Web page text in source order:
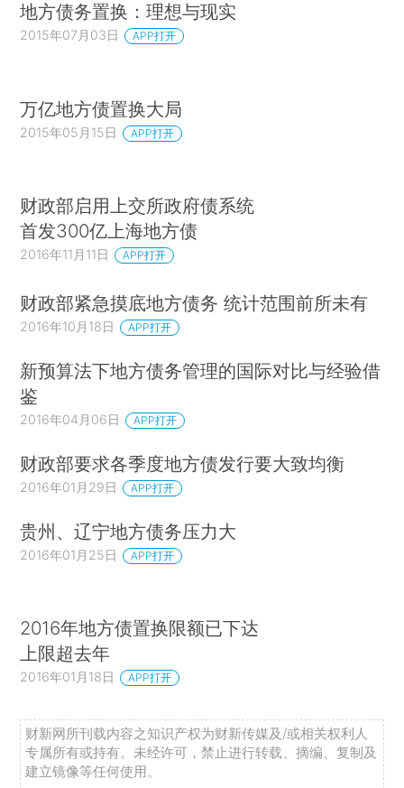
地方债务置换：理想与现实
2015年07月03日 APP打开
万亿地方债置换大局
2015年05月15日 APP打开
财政部启用上交所政府债系统
首发300亿上海地方债
2016年11月11日 APP打开
财政部紧急摸底地方债务 统计范围前所未有
2016年10月18日 APP打开
新预算法下地方债务管理的国际对比与经验借
鉴
2016年04月06日 APP打开
财政部要求各季度地方债发行要大致均衡
2016年01月29日 APP打开
贵州、辽宁地方债务压力大
2016年01月25日 APP打开
2016年地方债置换限额已下达
上限超去年
2016年01月18日 APP打开
财新网所刊载内容之知识产权为财新传媒及/或相关权利人
专属所有或持有。未经许可，禁止进行转载、摘编、复制及
建立镜像等任何使用。